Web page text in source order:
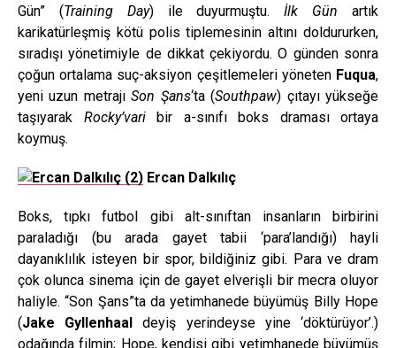
Gün” (Training Day) ile duyurmuştu.İlk Gün artık
karikatürleşmiş kötü polis tiplemesinin altını doldururken,
sıradışı yönetimiyle de dikkat çekiyordu. O günden sonra
çoğun ortalama suç-aksiyon çeşitlemeleri yöneten Fuqua,
yeni uzun metrajıSon Şans‘ta (Southpaw) çıtayı yükseğe
taşıyarak Rocky’varibir a-sınıfı boks draması ortaya
koymuş.
Ercan Dalkılıç
Boks, tıpkı futbol gibi alt-sınıftan insanların birbirini
paraladığı (bu arada gayet tabii ‘para’landığı) hayli
dayanıklılık isteyen bir spor, bildiğiniz gibi. Para ve dram
çok olunca sinema için de gayet elverişli bir mecra oluyor
haliyle. “Son Şans”ta da yetimhanede büyümüş Billy Hope
(Jake Gyllenhaal
deyiş yerindeyse yine ‘döktürüyor’.)
odağında filmin; Hope, kendisi gibi yetimhanede büyümüş